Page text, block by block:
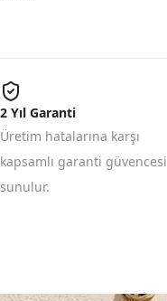
2 Yıl Garanti
Üretim hatalarına karşı
kapsamlı garanti güvencesi
sunulur.